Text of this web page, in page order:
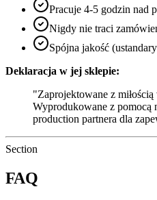
Pracuje 4-5 godzin nad
Nigdy nie traci
Spójna jakość
Deklaracja w jej sklepie:
"Zaprojektowane z
Wyprodukowane z pomocą
production partnera dla
Section
FAQ